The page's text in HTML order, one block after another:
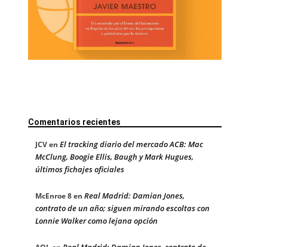
Comentarios recientes
JCVen El tracking diario del mercado ACB: Mac
McClung, Boogie Ellis, Baugh y Mark Hugues,
últimos fichajes oficiales
McEnroe 8en Real Madrid: Damian Jones,
contrato de un año; siguen mirando escoltas con
Lonnie Walker como lejana opción